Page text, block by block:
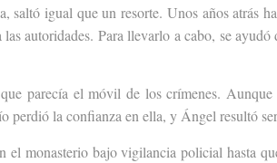
saltó igual que un resorte. Unos años atrás
autoridades. Para llevarlo a cabo, se
parecía el móvil de los crímenes.
perdió la confianza en ella, y Ángel resultó
el monasterio bajo vigilancia policial hasta